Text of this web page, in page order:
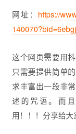
网址： https://
这个网页需要用
只需要提供简单
求丰富出一段非
述的咒语。而
用！！！分享给大